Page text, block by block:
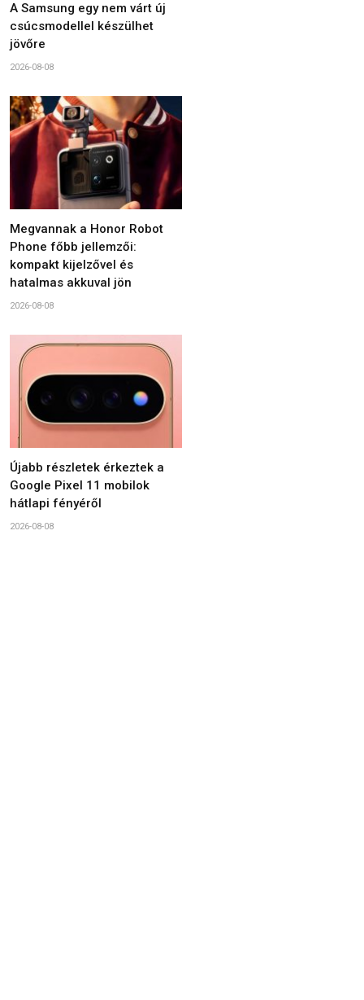
A Samsung egy nem várt új
csúcsmodellel készülhet
jövőre
2026-08-08
Megvannak a Honor Robot
Phone főbb jellemzői:
kompakt kijelzővel és
hatalmas akkuval jön
2026-08-08
Újabb részletek érkeztek a
Google Pixel 11 mobilok
hátlapi fényéről
2026-08-08